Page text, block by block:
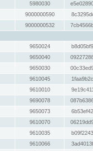
5980030
9000000590
9000000532
9650024
9650040
9650030
9610045
9610010
9690078
9650073
9610070
9610035
9610066